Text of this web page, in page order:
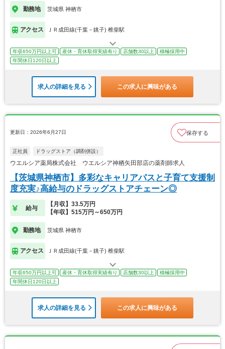
勤務地 茨城県 神栖市
アクセス ＪＲ成田線(千葉－銚子) 椎柴駅
年収650万円以上可 産休・育休取得実績有り 店舗数30以上
積極採用中
年間休日120日以上
求人の詳細を見る この求人に興味がある
更新日：2026年6月27日 保存する
正社員 ドラッグストア（調剤併設）
ウエルシア薬局株式会社 ウエルシア神栖矢田部店の薬剤師求人
【茨城県神栖市】多彩なキャリアパスと子育て支援制
度充実♪高給与のドラッグストアチェーン◎
給与
【月収】33.5万円
【年収】515万円～650万円
勤務地 茨城県 神栖市
アクセス ＪＲ成田線(千葉－銚子) 椎柴駅
年収650万円以上可 産休・育休取得実績有り 店舗数30以上
積極採用中
年間休日120日以上
求人の詳細を見る この求人に興味がある